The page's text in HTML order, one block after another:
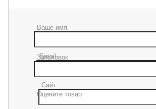
Ваше имя
Email
Сайт
Заголовок
Оцените товар